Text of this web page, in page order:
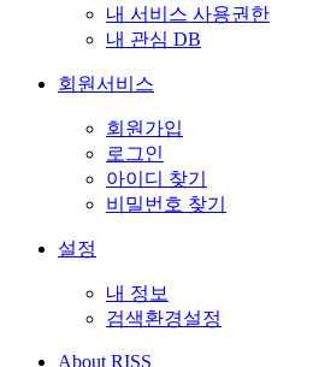
내 서비스 사용권한
내 관심 DB
회원서비스
회원가입
로그인
아이디 찾기
비밀번호 찾기
설정
내 정보
검색환경설정
About RISS